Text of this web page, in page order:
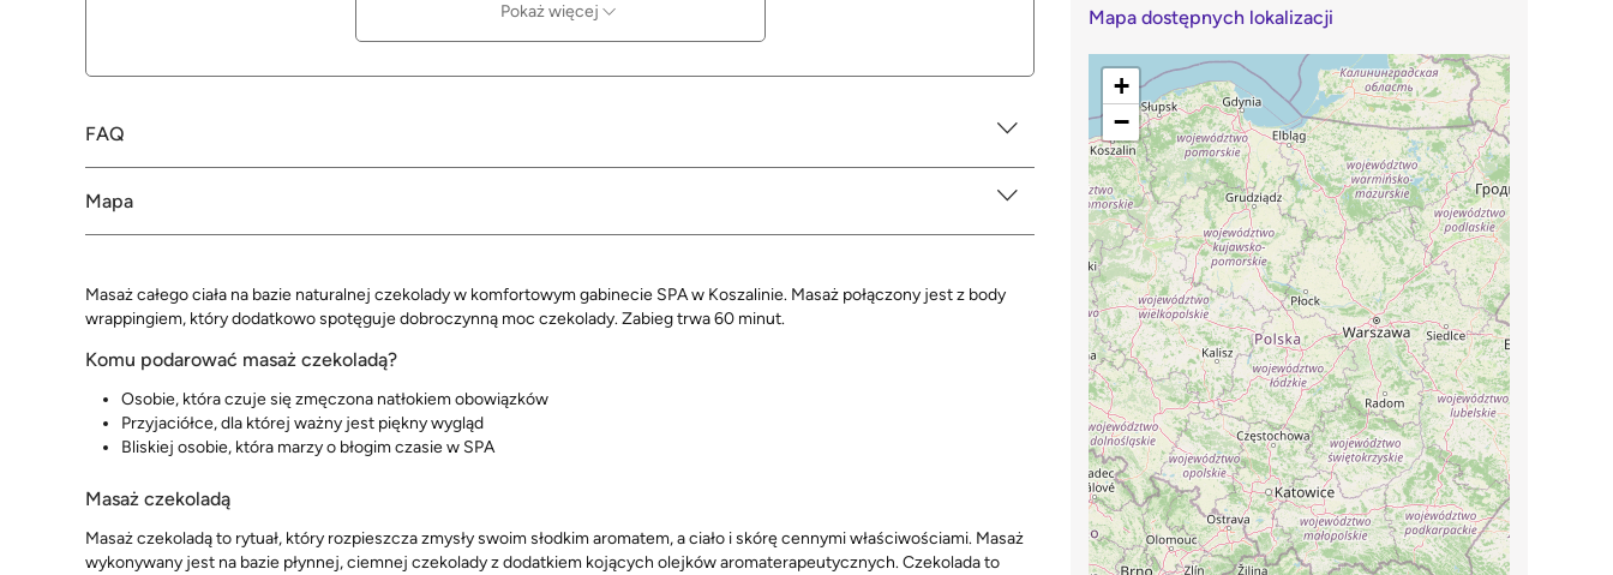
Pokaż więcej
FAQ
Mapa
Masaż całego ciała na bazie naturalnej czekolady w komfortowym gabinecie SPA w Koszalinie. Masaż połączony jest z body
wrappingiem, który dodatkowo spotęguje dobroczynną moc czekolady. Zabieg trwa 60 minut.
Komu podarować masaż czekoladą?
Osobie, która czuje się zmęczona natłokiem obowiązków
Przyjaciółce, dla której ważny jest piękny wygląd
Bliskiej osobie, która marzy o błogim czasie w SPA
Masaż czekoladą
Masaż czekoladą to rytuał, który rozpieszcza zmysły swoim słodkim aromatem, a ciało i skórę cennymi właściwościami. Masaż
wykonywany jest na bazie płynnej, ciemnej czekolady z dodatkiem kojących olejków aromaterapeutycznych. Czekolada to
Mapa dostępnych lokalizacji
+
−